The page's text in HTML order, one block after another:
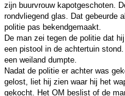
zijn buurvrouw kapotgeschoten.
rondvliegend glas. Dat gebeurde
politie pas bekendgemaakt.
De man zei tegen de politie dat
een pistool in de achtertuin
een weiland dumpte.
Nadat de politie er achter was
gelost, liet hij zien waar hij het
gekocht. Het OM beslist of de